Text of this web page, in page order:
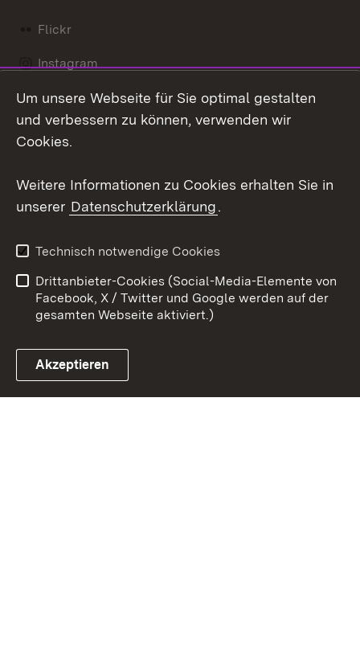
Flickr
Instagram
Social Wall
Link zum Landesportal
Barrierefreiheit
Benutzungshinweise
Impressum
Cookies
Um unsere Webseite für Sie optimal gestalten
und verbessern zu können, verwenden wir
Cookies.
Weitere Informationen zu Cookies erhalten Sie in
unserer Datenschutzerklärung.
Technisch notwendige Cookies
Drittanbieter-Cookies (Social-Media-Elemente von
Facebook, X / Twitter und Google werden auf der
gesamten Webseite aktiviert.)
Akzeptieren